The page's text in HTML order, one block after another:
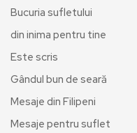
Bucuria sufletului
din inima pentru tine
Este scris
Gândul bun de seară
Mesaje din Filipeni
Mesaje pentru suflet